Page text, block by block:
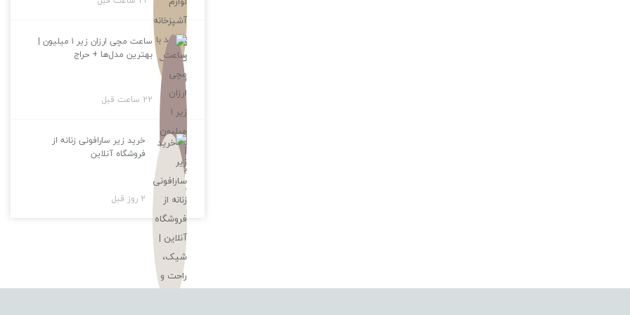
ساعت مچی ارزان زیر ۱ میلیون |
بهترین مدل‌ها + حراج
22 ساعت قبل
خرید زیر سارافونی زنانه از
فروشگاه آنلاین
2 روز قبل